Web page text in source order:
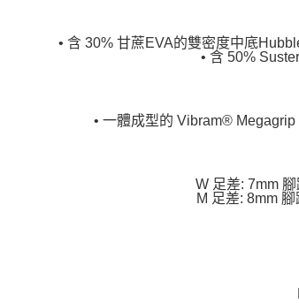
• 含 30% 甘蔗EVA的雙密度中底
• 含 50%
• 一體成型的 Vibram®
W 足差: 7mm
M 足差: 8mm